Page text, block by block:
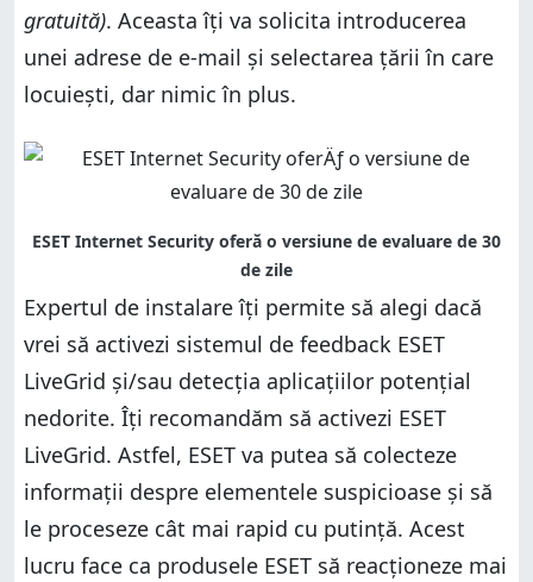
gratuită). Aceasta îți va solicita introducerea
unei adrese de e-mail și selectarea țării în care
locuiești, dar nimic în plus.
Expertul de instalare îți permite să alegi dacă
vrei să activezi sistemul de feedback ESET
LiveGrid și/sau detecția aplicațiilor potențial
nedorite. Îți recomandăm să activezi ESET
LiveGrid. Astfel, ESET va putea să colecteze
informații despre elementele suspicioase și să
le proceseze cât mai rapid cu putință. Acest
lucru face ca produsele ESET să reacționeze mai